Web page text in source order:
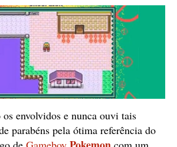
envolvidos e nunca ouvi tais
parabéns pela ótima referência do